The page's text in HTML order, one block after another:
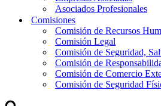
Asociados Profesionales
Comisiones
Comisión de Recursos
Comisión Legal
Comisión de Seguridad,
Comisión de
Comisión de Comercio
Comisión de Seguridad